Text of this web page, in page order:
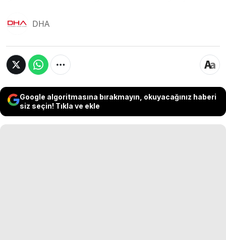
DHA
Google algoritmasına bırakmayın, okuyacağınız haberi
siz seçin! Tıkla ve ekle